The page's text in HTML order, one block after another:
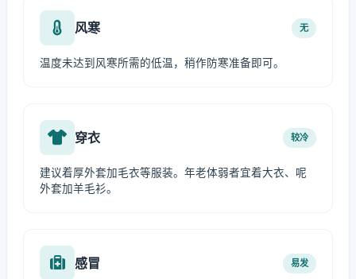
风寒 无
温度未达到风寒所需的低温，稍作防寒准备即可。
穿衣 较冷
建议着厚外套加毛衣等服装。年老体弱者宜着大衣、呢
外套加羊毛衫。
感冒 易发